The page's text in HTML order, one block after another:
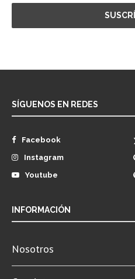
SÍGUENOS EN REDES
Facebook
Instagram
Youtube
INFORMACIÓN
Nosotros